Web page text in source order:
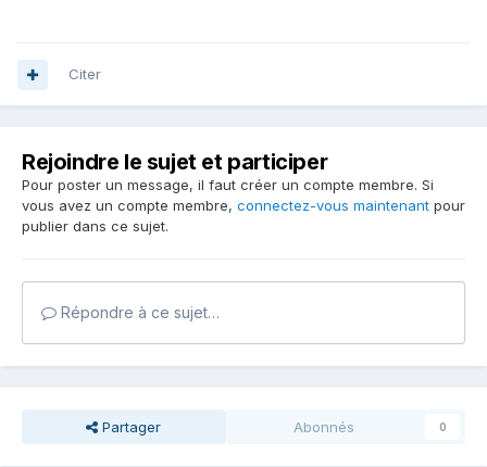
Citer
Rejoindre le sujet et participer
Pour poster un message, il faut créer un compte membre. Si
vous avez un compte membre, connectez-vous maintenant pour
publier dans ce sujet.
Répondre à ce sujet…
Partager Abonnés 0